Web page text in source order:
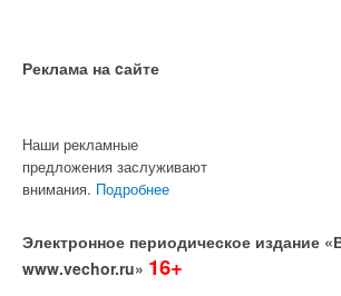
Реклама на cайте
Наши рекламные
предложения заслуживают
внимания. Подробнее
Электронное периодическое издание
www.vechor.ru» 16+